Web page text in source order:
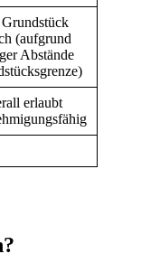
(aufgrund
Abstände
erlaubt